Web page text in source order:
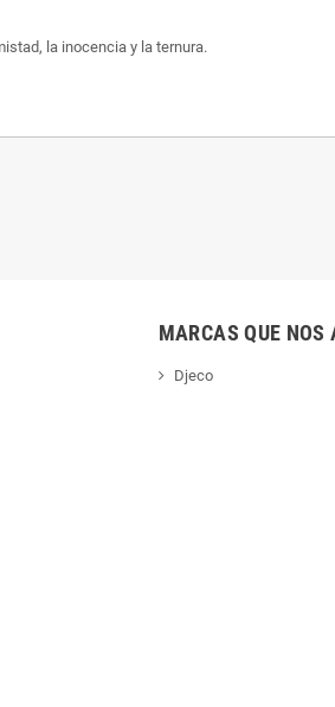
la inocencia y la ternura.
MARCAS QUE NOS
Djeco